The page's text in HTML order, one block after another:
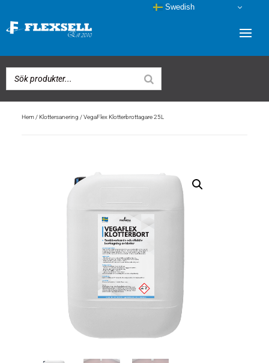
Hem/Klottersanering / VegaFlex Klotterbrottagare 25L
Swedish